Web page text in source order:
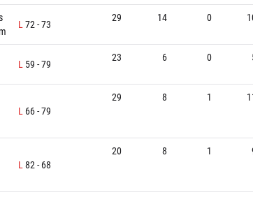
L72-73
29 14 0
L 59 -79
23 6 0
L 66-79
29 8 1
L82- 68
20 8 1